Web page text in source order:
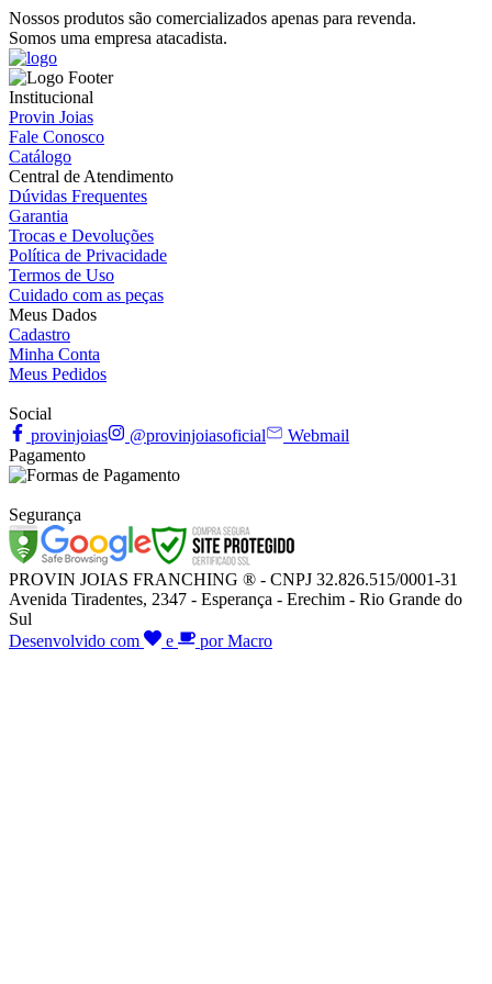
Nossos produtos são comercializados apenas para revenda.
Somos uma empresa atacadista.
Institucional
Provin Joias
Fale Conosco
Catálogo
Central de Atendimento
Dúvidas Frequentes
Garantia
Trocas e Devoluções
Política de Privacidade
Termos de Uso
Cuidado com as peças
Meus Dados
Cadastro
Minha Conta
Meus Pedidos
Social
provinjoias
@provinjoiasoficial
Webmail
Pagamento
Segurança
PROVIN JOIAS FRANCHING ® - CNPJ 32.826.515/0001-31
Avenida Tiradentes, 2347 - Esperança - Erechim - Rio Grande do
Sul
Desenvolvido com
e por Macro